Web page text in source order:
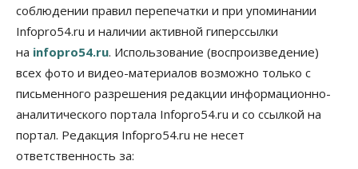
Бизнес
Детские центры Новосибирска
перегибают с «педагогикой успеха», считает
психолог
08 Августа 2026, 11:00
Бизнес Общество
Союз продавцов маркетплейсов
обратился в правительство РФ из-за атак на WB
08 Августа 2026, 10:00
соблюдении правил перепечатки и при упоминании
Infopro54.ru и наличии активной гиперссылки
на infopro54.ru. Использование (воспроизведение)
всех фото и видео-материалов возможно только с
письменного разрешения редакции информационно-
аналитического портала Infopro54.ru и со ссылкой на
портал. Редакция Infopro54.ru не несет
ответственность за: